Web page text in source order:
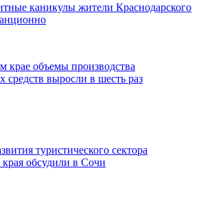
каникулы жители Краснодарского
крае объемы производства
средств выросли в шесть раз
туристического сектора
края обсудили в Сочи